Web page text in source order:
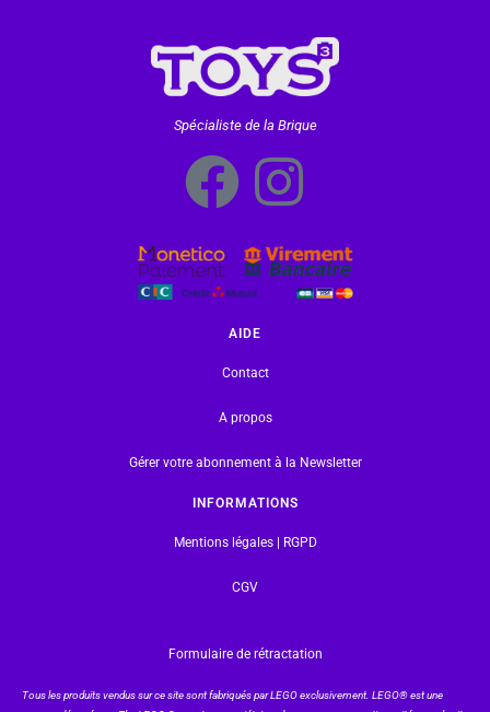
Spécialiste de la Brique
AIDE
Contact
A propos
Gérer votre abonnement à la Newsletter
INFORMATIONS
Mentions légales | RGPD
CGV
Formulaire de rétractation
Tous les produits vendus sur ce site sont fabriqués par LEGO exclusivement. LEGO® est une